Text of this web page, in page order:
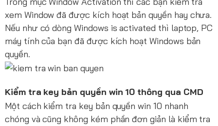
xem Window đã được kích hoạt bản quyền hay chưa.
Nếu như có dòng Windows is activated thì laptop, PC
máy tính của bạn đã được kích hoạt Windows bản
quyền.
Kiểm tra key bản quyền win 10 thông qua CMD
Một cách kiểm tra key bản quyền win 10 nhanh
chóng và cũng không kém phần đơn giản là kiểm tra